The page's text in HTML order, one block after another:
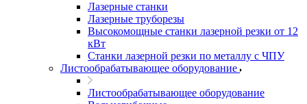
Лазерные станки
Лазерные труборезы
Высокомощные станки лазерной резки от 12
кВт
Станки лазерной резки по металлу с ЧПУ
Листообрабатывающее оборудование
Листообрабатывающее оборудование